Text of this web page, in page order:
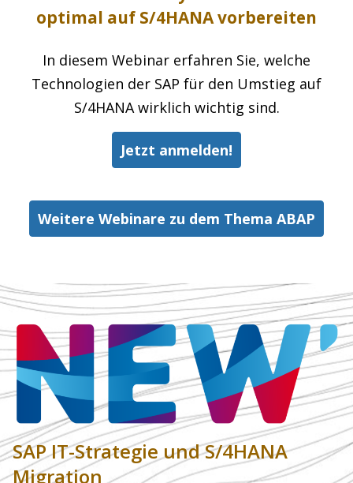
optimal auf S/4HANA vorbereiten
In diesem Webinar erfahren Sie, welche
Technologien der SAP für den Umstieg auf
S/4HANA wirklich wichtig sind.
Jetzt anmelden!
Weitere Webinare zu dem Thema ABAP
SAP IT-Strategie und S/4HANA
Migration